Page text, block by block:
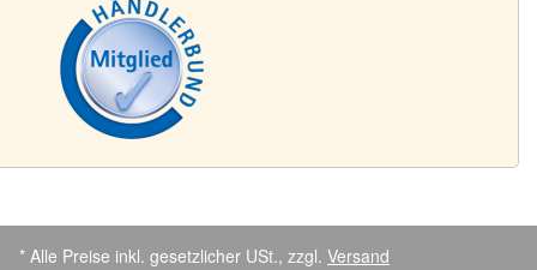
* Alle Preise inkl. gesetzlicher USt., zzgl. Versand